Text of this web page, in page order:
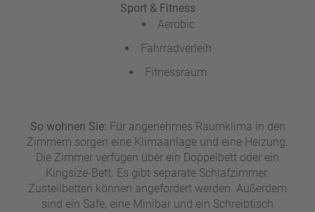
Sport & Fitness
Aerobic
Fahrradverleih
Fitnessraum
So wohnen Sie: Für angenehmes Raumklima in den
Zimmern sorgen eine Klimaanlage und eine Heizung.
Die Zimmer verfügen über ein Doppelbett oder ein
Kingsize-Bett. Es gibt separate Schlafzimmer.
Zustellbetten können angefordert werden. Außerdem
sind ein Safe, eine Minibar und ein Schreibtisch